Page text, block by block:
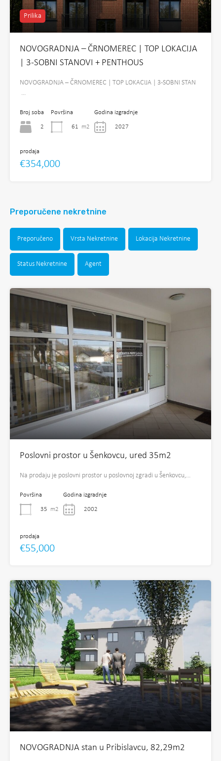
Prilika
NOVOGRADNJA – ČRNOMEREC | TOP LOKACIJA
| 3-SOBNI STANOVI + PENTHOUS
NOVOGRADNJA – ČRNOMEREC | TOP LOKACIJA | 3-SOBNI STAN
…
Broj soba
2
Površina
61 m2
Godina izgradnje
2027
prodaja
€354,000
Preporučene nekretnine
Preporučeno Vrsta Nekretnine Lokacija Nekretnine
Status Nekretnine Agent
Poslovni prostor u Šenkovcu, ured 35m2
Na prodaju je poslovni prostor u poslovnoj zgradi u Šenkovcu,…
Površina
35 m2
Godina izgradnje
2002
prodaja
€55,000
NOVOGRADNJA stan u Pribislavcu, 82,29m2